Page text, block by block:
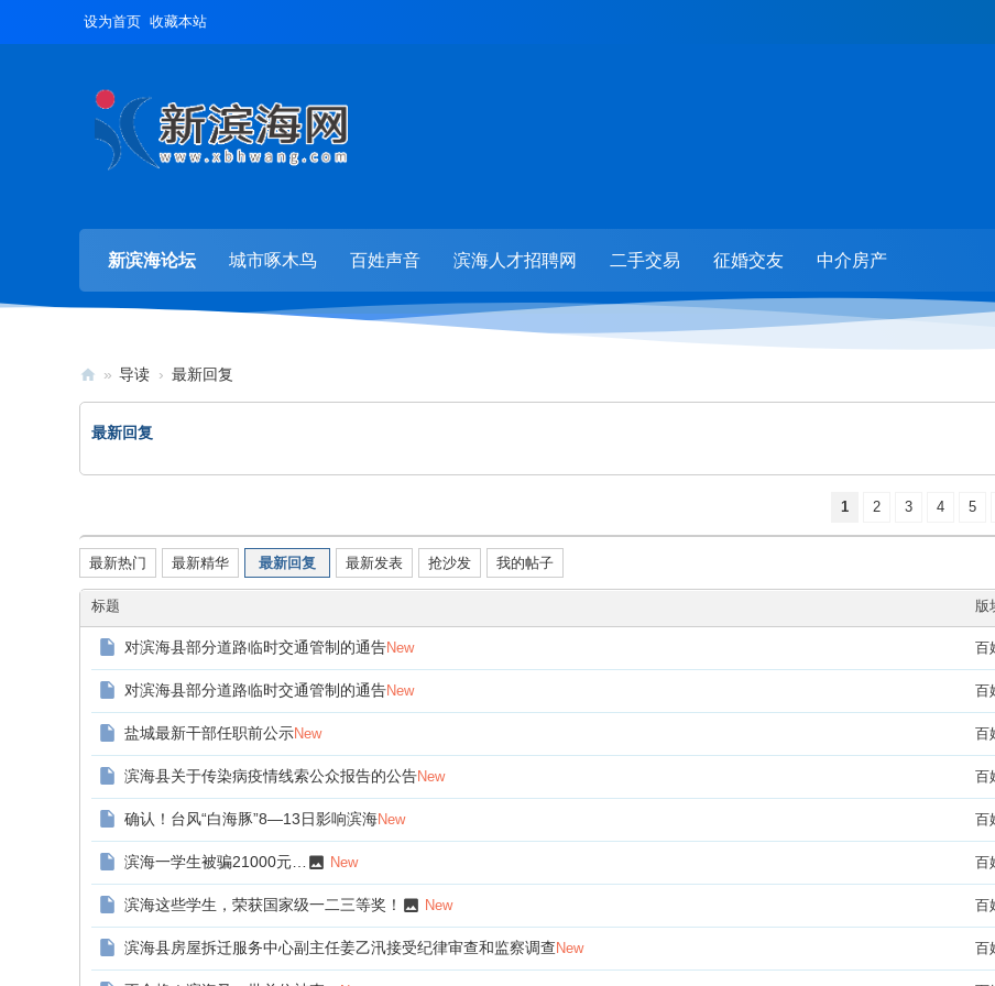
设为首页 收藏本站
新滨海论坛 城市啄木鸟 百姓声音 滨海人才招聘网 二手交易 征婚交友 中介房产
新
滨
海
坛
|
新
滨
滨
» 导读 › 最新回复
最新回复
1 2 3 4 5
最新热门 最新精华 最新回复 最新发表 抢沙发 我的帖子
标题 版
对滨海县部分道路临时交通管制的通告New 百
对滨海县部分道路临时交通管制的通告New 百
盐城最新干部任职前公示New 百
滨海县关于传染病疫情线索公众报告的公告New 百
确认！台风“白海豚”8—13日影响滨海New 百
滨海一学生被骗21000元… New 百
滨海这些学生，荣获国家级一二三等奖！ New 百
滨海县房屋拆迁服务中心副主任姜乙汛接受纪律审查和监察调查 New 百